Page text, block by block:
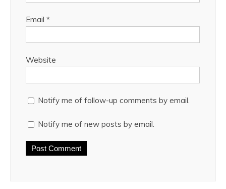
Email *
Website
Notify me of follow-up comments by email.
Notify me of new posts by email.